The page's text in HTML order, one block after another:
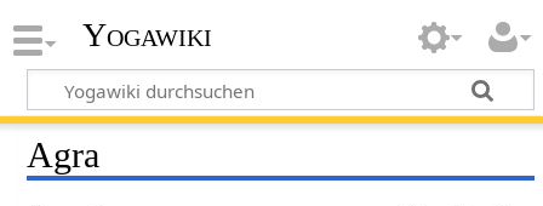
Yogawiki
Agra